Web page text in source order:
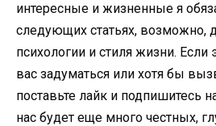
интересные и жизненные я
следующих статьях, возможно,
психологии и стиля жизни. Если
вас задуматься или хотя бы
поставьте лайк и подпишитесь
нас будет еще много честных,